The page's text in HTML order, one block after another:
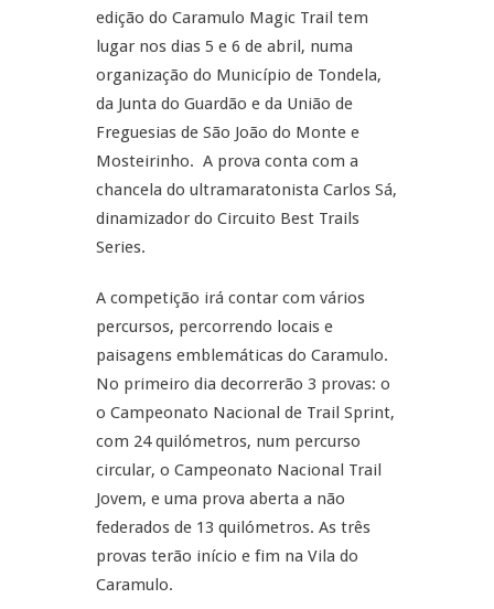
Now Opinião – Manuela
Antunes: Problemas nos
Exames Nacionais
edição do Caramulo Magic Trail tem
lugar nos dias 5 e 6 de abril, numa
organização do Município de Tondela,
da Junta do Guardão e da União de
Freguesias de São João do Monte e
Mosteirinho. A prova conta com a
chancela do ultramaratonista Carlos Sá,
dinamizador do Circuito Best Trails
Series.
A competição irá contar com vários
percursos, percorrendo locais e
paisagens emblemáticas do Caramulo.
No primeiro dia decorrerão 3 provas: o
o Campeonato Nacional de Trail Sprint,
com 24 quilómetros, num percurso
circular, o Campeonato Nacional Trail
Jovem, e uma prova aberta a não
federados de 13 quilómetros. As três
provas terão início e fim na Vila do
Caramulo.